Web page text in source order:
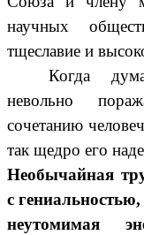
научных
тщеславие и
Когда
невольно
сочетанию
так щедро его
Необычайная
с гениальностью,
неутомимая